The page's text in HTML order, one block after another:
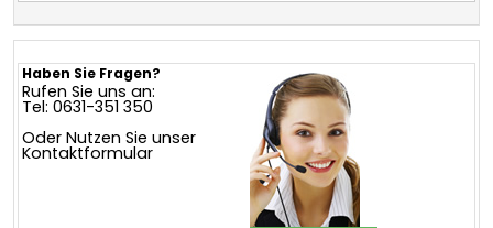
Haben Sie Fragen?
Rufen Sie uns an:
Tel: 0631-351 350
Oder Nutzen Sie unser
Kontaktformular